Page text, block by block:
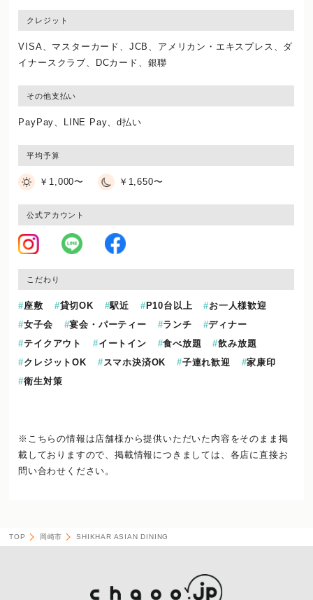
クレジット
VISA、マスターカード、JCB、アメリカン・エキスプレス、ダ
イナースクラブ、DCカード、銀聯
その他支払い
PayPay、LINE Pay、d払い
平均予算
￥1,000〜 ￥1,650〜
公式アカウント
こだわり
座敷 貸切OK 駅近 P10台以上
お一人様歓迎
女子会
宴会・パーティー ランチ
ディナー
テイクアウト
イートイン 食べ放題
飲み放題
クレジットOK
スマホ決済OK 子連れ歓迎
家康印
衛生対策
※こちらの情報は店舗様から提供いただいた内容をそのまま掲
載しておりますので、掲載情報につきましては、各店に直接お
問い合わせください。
TOP 岡崎市 SHIKHAR ASIAN DINING